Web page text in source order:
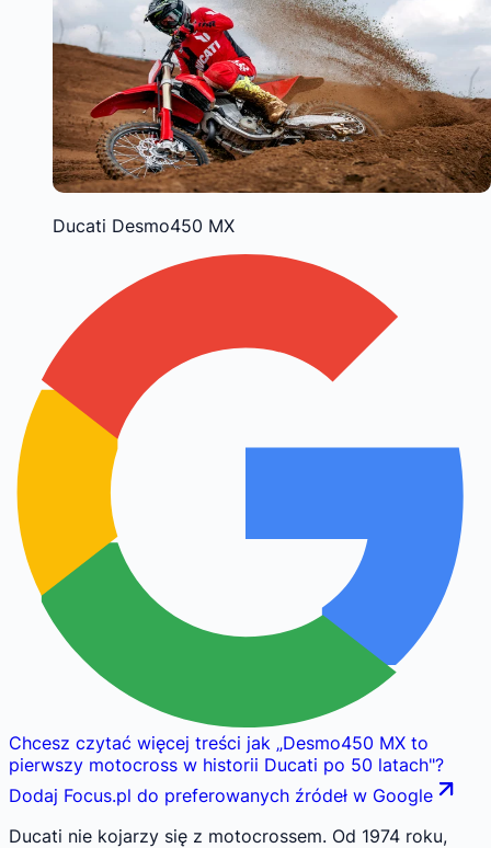
Ducati Desmo450 MX
Chcesz czytać więcej treści jak „Desmo450 MX to
pierwszy motocross w historii Ducati po 50 latach"?
Dodaj Focus.pl do preferowanych źródeł w Google
Ducati nie kojarzy się z motocrossem. Od 1974 roku,